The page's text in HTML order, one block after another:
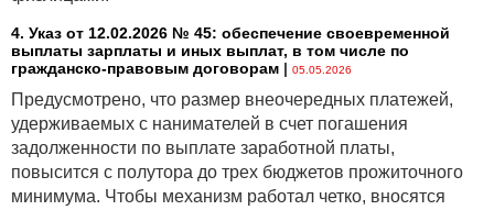
4. Указ от 12.02.2026 № 45: обеспечение своевременной
выплаты зарплаты и иных выплат, в том числе по
гражданско-правовым договорам | 05.05.2026
Предусмотрено, что размер внеочередных платежей,
удерживаемых с нанимателей в счет погашения
задолженности по выплате заработной платы,
повысится с полутора до трех бюджетов прожиточного
минимума. Чтобы механизм работал четко, вносятся